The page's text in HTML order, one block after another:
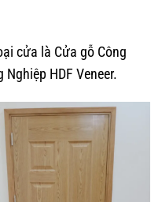
cửa là Cửa gỗ Công
Nghiệp HDF Veneer.